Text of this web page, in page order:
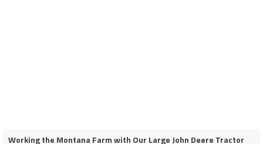
Working the Montana Farm with Our Large John Deere Tractor